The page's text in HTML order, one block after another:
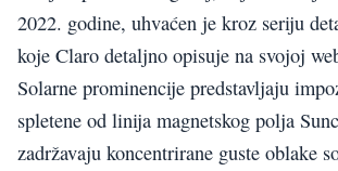
2022. godine, uhvaćen je kroz seriju
koje Claro detaljno opisuje na svojoj
Solarne prominencije predstavljaju
spletene od linija magnetskog polja
zadržavaju koncentrirane guste oblake